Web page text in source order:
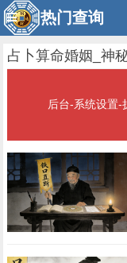
热门查询
占卜算命婚姻_神
后台-系统设置-